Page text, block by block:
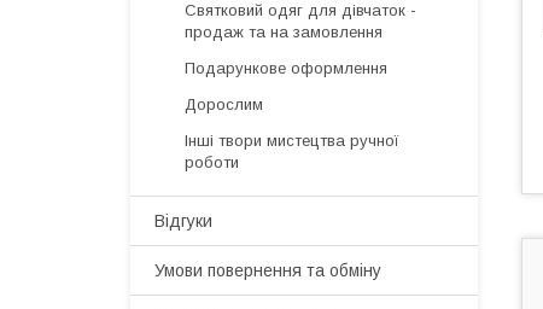
Святковий одяг для дівчаток -
продаж та на замовлення
Подарункове оформлення
Дорослим
Інші твори мистецтва ручної
роботи
Відгуки
Умови повернення та обміну